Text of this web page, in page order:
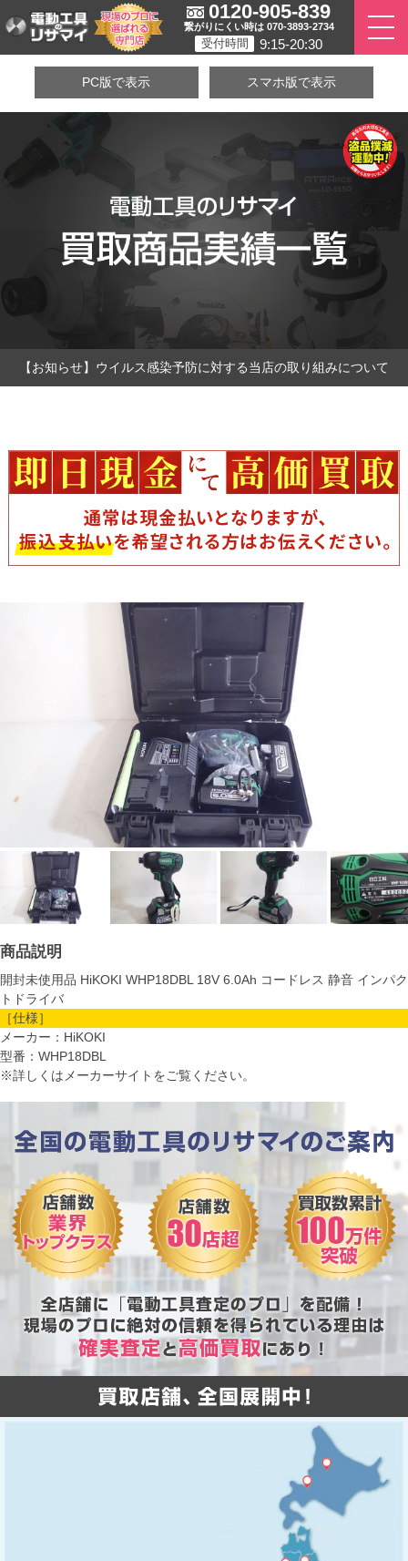
0120-905-839
繋がりにくい時は 070-3893-2734
受付時間 9:15-20:30
PC版で表示 スマホ版で表示
【お知らせ】ウイルス感染予防に対する当店の取り組みについて
商品説明
開封未使用品 HiKOKI WHP18DBL 18V 6.0Ah コードレス 静音 インパク
トドライバ
［仕様］
メーカー：HiKOKI
型番：WHP18DBL
※詳しくはメーカーサイトをご覧ください。